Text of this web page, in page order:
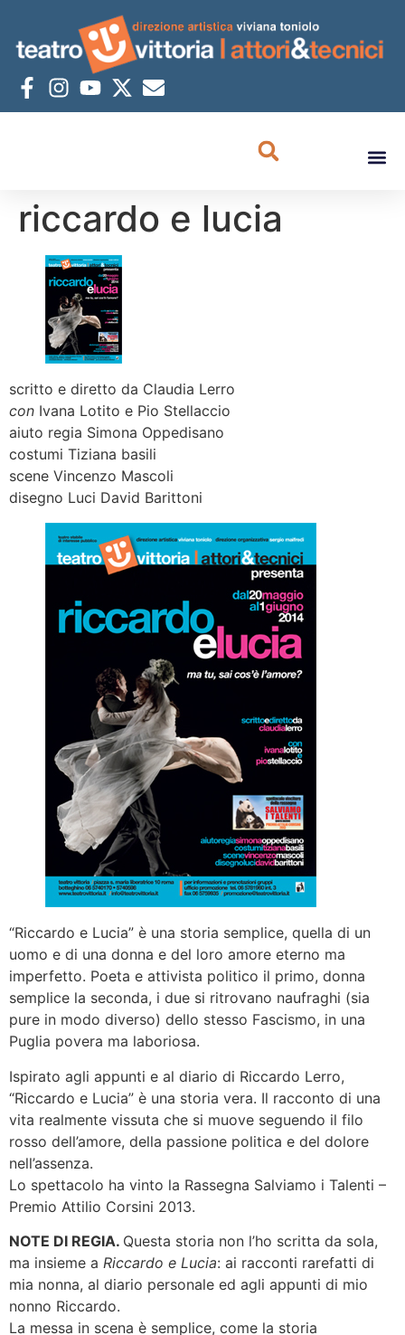
riccardo e lucia
scritto e diretto da Claudia Lerro
con Ivana Lotito e Pio Stellaccio
aiuto regia Simona Oppedisano
costumi Tiziana basili
scene Vincenzo Mascoli
disegno Luci David Barittoni
“Riccardo e Lucia” è una storia semplice, quella di un
uomo e di una donna e del loro amore eterno ma
imperfetto. Poeta e attivista politico il primo, donna
semplice la seconda, i due si ritrovano naufraghi (sia
pure in modo diverso) dello stesso Fascismo, in una
Puglia povera ma laboriosa.
Ispirato agli appunti e al diario di Riccardo Lerro,
“Riccardo e Lucia” è una storia vera. Il racconto di una
vita realmente vissuta che si muove seguendo il filo
rosso dell’amore, della passione politica e del dolore
nell’assenza.
Lo spettacolo ha vinto la Rassegna Salviamo i Talenti –
Premio Attilio Corsini 2013.
NOTE DI REGIA. Questa storia non l’ho scritta da sola,
ma insieme a Riccardo e Lucia: ai racconti rarefatti di
mia nonna, al diario personale ed agli appunti di mio
nonno Riccardo.
La messa in scena è semplice, come la storia